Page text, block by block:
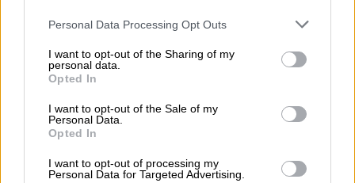
Please note that this website/app uses one or more Google
not limited to your visit or usage behaviour. You may click to
grant or deny consent to Google and its third-party tags to
use your data for below specified purposes in below Google
consent section.
Personal Data Processing Opt Outs
I want to opt-out of the Sharing of my
personal data.
Opted In
I want to opt-out of the Sale of my
Personal Data.
Opted In
I want to opt-out of processing my
Personal Data for Targeted Advertising.
Απόψεις|06.04.2020 09:58
Συμβιβασμό